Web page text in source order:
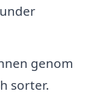
genom
sorter.